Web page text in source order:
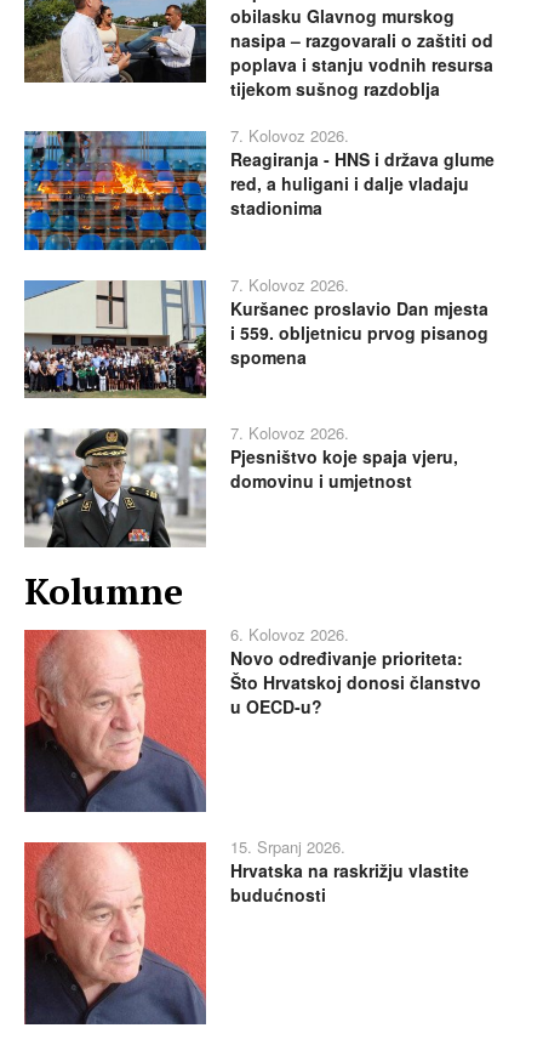
obilasku Glavnog murskog
nasipa – razgovarali o zaštiti od
poplava i stanju vodnih resursa
tijekom sušnog razdoblja
7. Kolovoz 2026.
Reagiranja - HNS i država glume
red, a huligani i dalje vladaju
stadionima
7. Kolovoz 2026.
Kuršanec proslavio Dan mjesta
i 559. obljetnicu prvog pisanog
spomena
7. Kolovoz 2026.
Pjesništvo koje spaja vjeru,
domovinu i umjetnost
Kolumne
6. Kolovoz 2026.
Novo određivanje prioriteta:
Što Hrvatskoj donosi članstvo
u OECD-u?
15. Srpanj 2026.
Hrvatska na raskrižju vlastite
budućnosti